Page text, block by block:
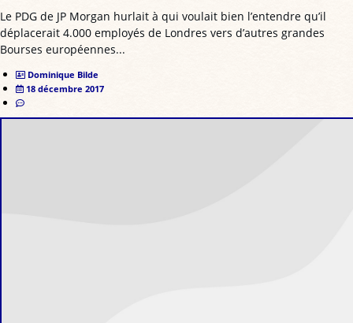
Le PDG de JP Morgan hurlait à qui voulait bien l’entendre qu’il
déplacerait 4.000 employés de Londres vers d’autres grandes
Bourses européennes...
Dominique Bilde
18 décembre 2017